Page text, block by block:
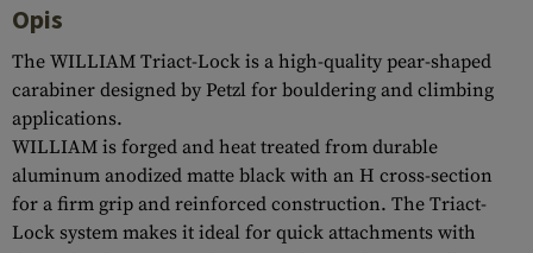
Opis
The WILLIAM Triact-Lock is a high-quality pear-shaped
carabiner designed by Petzl for bouldering and climbing
applications.
WILLIAM is forged and heat treated from durable
aluminum anodized matte black with an H cross-section
for a firm grip and reinforced construction. The Triact-
Lock system makes it ideal for quick attachments with